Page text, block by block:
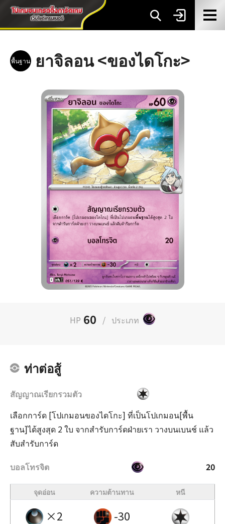
พื้นฐาน ยาจิลอน <ของไดโกะ>
HP 60 / ประเภท
ท่าต่อสู้
สัญญาณเรียกรวมตัว
เลือกการ์ด [โปเกมอนของไดโกะ] ที่เป็นโปเกมอน[พื้น
ฐาน]ได้สูงสุด 2 ใบ จากสำรับการ์ดฝ่ายเรา วางบนเบนช์ แล้ว
สับสำรับการ์ด
บอลโทรจิต
20
จุดอ่อน ความต้านทาน หนี
×2 -30